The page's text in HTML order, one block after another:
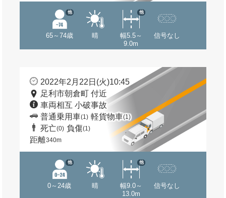
65～74歳
他
晴
幅5.5～
9.0m
他
信号なし
2022年2月22日(火)10:45
足利市朝倉町 付近
車両相互 小破事故
普通乗用車(1) 軽貨物車(1)
死亡(0) 負傷(1)
距離340m
0～24歳
他
晴
幅9.0～
13.0m
他
信号なし